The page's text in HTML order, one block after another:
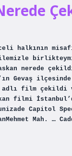
halkının
nerede
Gevaş
adlı film
filmi
Capitol
Mah. …